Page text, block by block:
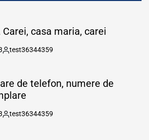
casa maria, carei
Posted
test36344359
de telefon, numere de
Posted
test36344359